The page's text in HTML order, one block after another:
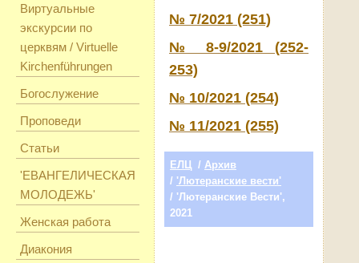
Виртуальные
экскурсии по
церквям / Virtuelle
Kirchenführungen
Богослужение
Проповеди
Статьи
'ЕВАНГЕЛИЧЕСКАЯ
МОЛОДЕЖЬ'
Женская работа
Диакония
№ 7/2021 (251)
№ 8-9/2021 (252-
253)
№ 10/2021 (254)
№ 11/2021 (255)
ЕЛЦ / Архив
/ 'Лютеранские вести'
/ 'Лютеранские Вести',
2021